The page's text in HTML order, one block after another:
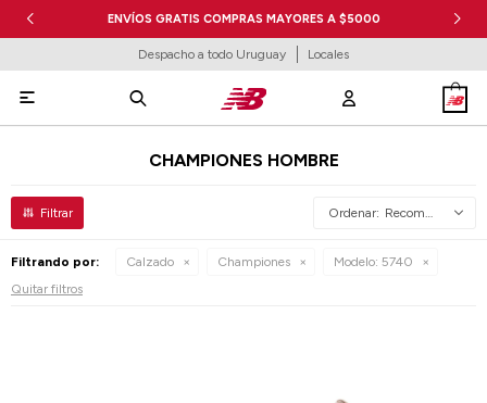
ENVÍOS GRATIS COMPRAS MAYORES A $5000
Despacho a todo Uruguay Locales

CHAMPIONES HOMBRE
Recomendados
Filtrando por: Calzado Championes Modelo: 5740
Quitar filtros